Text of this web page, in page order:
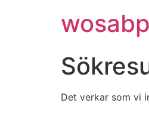
Det verkar som vi